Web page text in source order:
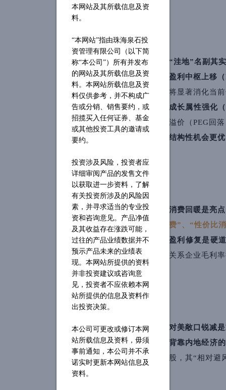
本网站及其所载信息及资
料。
“本网站”指由珠海泉石投
资管理有限公司（以下简
称“本公司”）所有并发布
的网站及其所载信息及资
料。本网站所载信息及资
料仅供参考，并不构成广
告或分销、销售要约，或
招揽买入任何证券、基金
或其他投资工具的邀请或
要约。
投资涉及风险，投资者应
详细审阅产品的发售文件
以获取进一步资料，了解
有关投资所涉及的风险因
素，并寻求适当的专业投
资和咨询意见。产品净值
及其收益存在涨跌可能，
过往的产品业绩数据并不
预示产品未来的业绩表
现。本网站所提供的资料
并非投资建议或咨询意
见，投资者不应依赖本网
站所提供的信息及资料作
出投资决策。
本公司可更改或修订本网
站所载信息及资料，毋须
事前通知，本公司并不承
诺实时更新本网站信息及
资料。
“洼地”名副其
盈利中枢上移
将显著消化当
成长属性强化
溢价（PEG回
结构性机会更
消费回暖是亮
费”、“性价比
盈利修复是硬
关系企业毛利
对美敞口锐减
背靠内地经济
股，其“相对避